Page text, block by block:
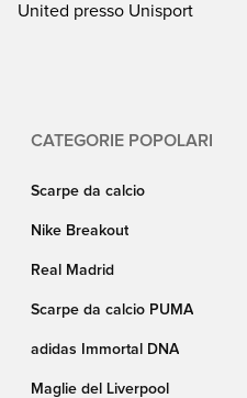
dannatamente fantastico fuori dal
United presso Unisport
CATEGORIE POPOLARI
Scarpe da calcio
Nike Breakout
Real Madrid
Scarpe da calcio PUMA
adidas Immortal DNA
Maglie del Liverpool